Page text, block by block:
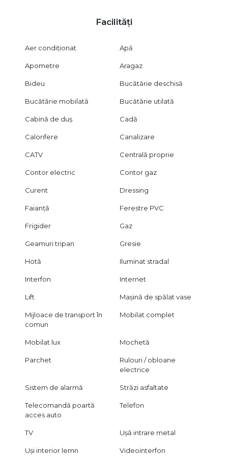
Facilități
Aer condiționat Apă
Apometre Aragaz
Bideu Bucătărie deschisă
Bucătărie mobilată Bucătărie utilată
Cabină de duș Cadă
Calorifere Canalizare
CATV Centrală proprie
Contor electric Contor gaz
Curent Dressing
Faianță Ferestre PVC
Frigider Gaz
Geamuri tripan Gresie
Hotă Iluminat stradal
Interfon Internet
Lift Mașină de spălat vase
Mijloace de transport în
comun
Mobilat complet
Mobilat lux Mochetă
Parchet
Rulouri / obloane
electrice
Sistem de alarmă Străzi asfaltate
Telecomandă poartă
acces auto
Telefon
TV Ușă intrare metal
Uși interior lemn Videointerfon